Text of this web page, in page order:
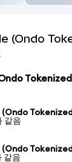
(Ondo
같음
같음